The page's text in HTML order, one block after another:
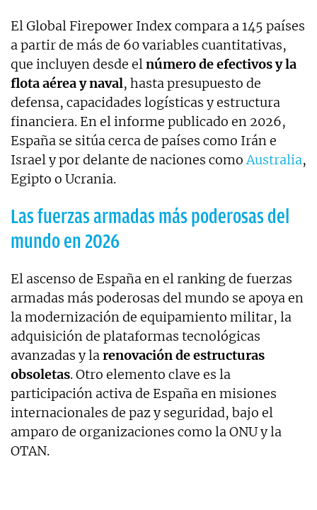
El Global Firepower Index compara a 145 países
a partir de más de 60 variables cuantitativas,
que incluyen desde elnúmero de efectivos y la
flota aérea y naval, hasta presupuesto de
defensa, capacidades logísticas y estructura
financiera. En el informe publicado en 2026,
España se sitúa cerca de países como Irán e
Israel y por delante de naciones comoAustralia,
Egipto o Ucrania.
Las fuerzas armadas más poderosas del
mundo en 2026
El ascenso de España en el ranking de fuerzas
armadas más poderosas del mundo se apoya en
la modernización de equipamiento militar, la
adquisición de plataformas tecnológicas
avanzadas y larenovación de estructuras
obsoletas. Otro elemento clave es la
participación activa de España en misiones
internacionales de paz y seguridad, bajo el
amparo de organizaciones como la ONU y la
OTAN.